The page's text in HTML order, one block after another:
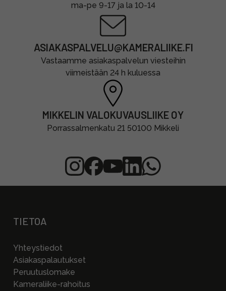
ma-pe 9-17 ja la 10-14
ASIAKASPALVELU@KAMERALIIKE.FI
Vastaamme asiakaspalvelun viesteihin
viimeistään 24 h kuluessa
MIKKELIN VALOKUVAUSLIIKE OY
Porrassalmenkatu 21 50100 Mikkeli
TIETOA
Yhteystiedot
Asiakaspalautukset
Peruutuslomake
Kameraliike-rahoitus